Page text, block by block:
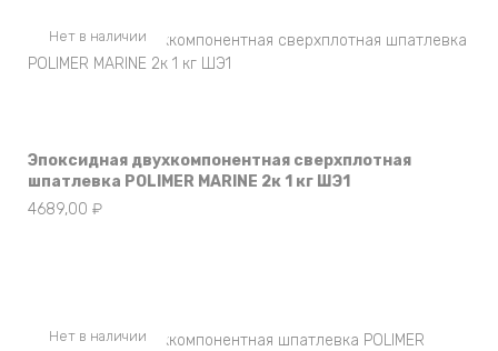
Нет в наличии
Эпоксидная двухкомпонентная сверхплотная
шпатлевка POLIMER MARINE 2к 1 кг ШЭ1
4689,00 ₽
Нет в наличии